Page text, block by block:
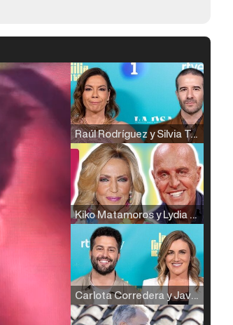
Raúl Rodríguez y Silvia Taulés nos cuentan su papel en 'La familia de la tele'
Kiko Matamoros y Lydia Lozano: "Nuestro público es de todas las edades y RTVE tiene un público muy pegado a las novelas, al que tenemos que captar"
Carlota Corredera y Javier de Hoyos: "La tele tiene que representar al público también y aquí están todos los perfiles posibles&quo;